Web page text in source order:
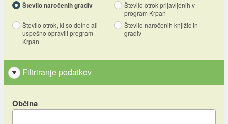
Število naročenih gradiv
Število otrok prijavljenih v
program Krpan
Število otrok, ki so delno ali
uspešno opravili program
Krpan
Število naročenih knjižic in
gradiv
Filtriranje podatkov
Občina